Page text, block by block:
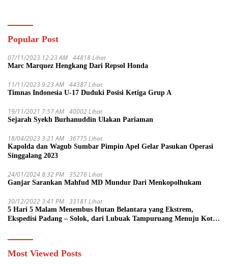
Popular Post
07/11/2023 12:23 AM 44818 Lihat
Marc Marquez Hengkang Dari Repsol Honda
11/11/2023 9:23 AM 44387 Lihat
Timnas Indonesia U-17 Duduki Posisi Ketiga Grup A
19/11/2021 7:57 AM 40002 Lihat
Sejarah Syekh Burhanuddin Ulakan Pariaman
18/04/2023 3:21 AM 36775 Lihat
Kapolda dan Wagub Sumbar Pimpin Apel Gelar Pasukan Operasi
Singgalang 2023
24/01/2024 8:32 PM 35276 Lihat
Ganjar Sarankan Mahfud MD Mundur Dari Menkopolhukam
30/12/2022 3:41 PM 33181 Lihat
5 Hari 5 Malam Menembus Hutan Belantara yang Ekstrem,
Ekspedisi Padang – Solok, dari Lubuak Tampuruang Menuju Koto
Most Viewed Posts